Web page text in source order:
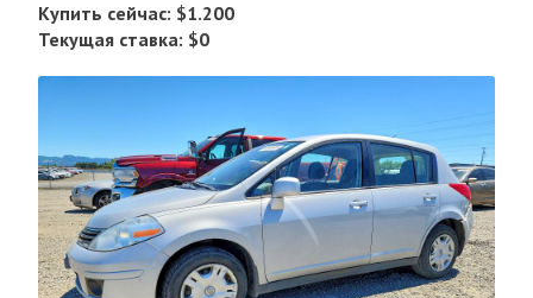
Купить сейчас: $1.200
Текущая ставка: $0